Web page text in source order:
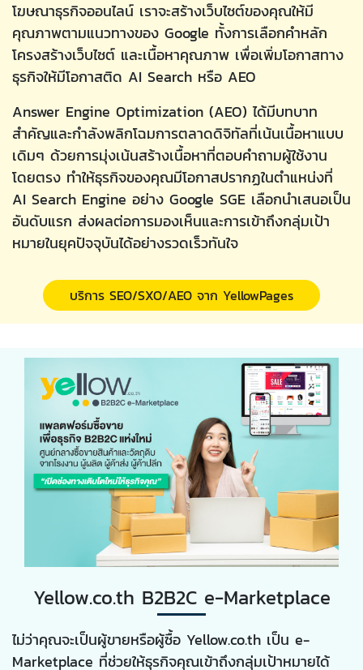
โฆษณาธุรกิจออนไลน์ เราจะสร้างเว็บไซต์ของคุณให้มี
คุณภาพตามแนวทางของ Google ทั้งการเลือกคำหลัก
โครงสร้างเว็บไซต์ และเนื้อหาคุณภาพ เพื่อเพิ่มโอกาสทาง
ธุรกิจให้มีโอกาสติด AI Search หรือ AEO
Answer Engine Optimization (AEO) ได้มีบทบาท
สำคัญและกำลังพลิกโฉมการตลาดดิจิทัลที่เน้นเนื้อหาแบบ
เดิมๆ ด้วยการมุ่งเน้นสร้างเนื้อหาที่ตอบคำถามผู้ใช้งาน
โดยตรง ทำให้ธุรกิจของคุณมีโอกาสปรากฏในตำแหน่งที่
AI Search Engine อย่าง Google SGE เลือกนำเสนอเป็น
อันดับแรก ส่งผลต่อการมองเห็นและการเข้าถึงกลุ่มเป้า
หมายในยุคปัจจุบันได้อย่างรวดเร็วทันใจ
บริการ SEO/SXO/AEO จาก YellowPages
Yellow.co.th B2B2C e-Marketplace
ไม่ว่าคุณจะเป็นผู้ขายหรือผู้ซื้อ Yellow.co.th เป็น e-
Marketplace ที่ช่วยให้ธุรกิจคุณเข้าถึงกลุ่มเป้าหมายได้